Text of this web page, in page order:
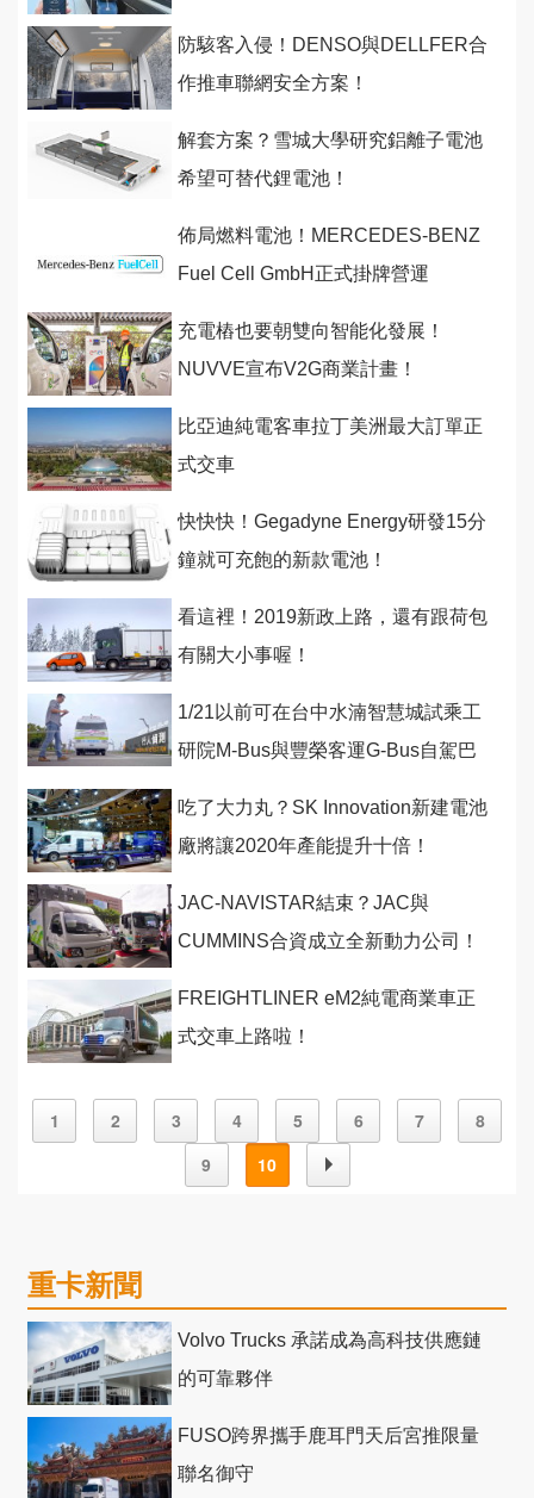
防駭客入侵！DENSO與DELLFER合
作推車聯網安全方案！
解套方案？雪城大學研究鋁離子電池
希望可替代鋰電池！
佈局燃料電池！MERCEDES-BENZ
Fuel Cell GmbH正式掛牌營運
充電樁也要朝雙向智能化發展！
NUVVE宣布V2G商業計畫！
比亞迪純電客車拉丁美洲最大訂單正
式交車
快快快！Gegadyne Energy研發15分
鐘就可充飽的新款電池！
看這裡！2019新政上路，還有跟荷包
有關大小事喔！
1/21以前可在台中水湳智慧城試乘工
研院M-Bus與豐榮客運G-Bus自駕巴
吃了大力丸？SK Innovation新建電池
廠將讓2020年產能提升十倍！
JAC-NAVISTAR結束？JAC與
CUMMINS合資成立全新動力公司！
FREIGHTLINER eM2純電商業車正
式交車上路啦！
1 2 3 4 5 6 7
8
9
10
重卡新聞
Volvo Trucks 承諾成為高科技供應鏈
的可靠夥伴
FUSO跨界攜手鹿耳門天后宮推限量
聯名御守